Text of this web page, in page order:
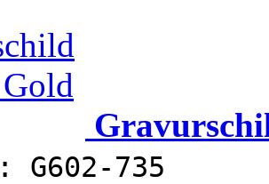
735